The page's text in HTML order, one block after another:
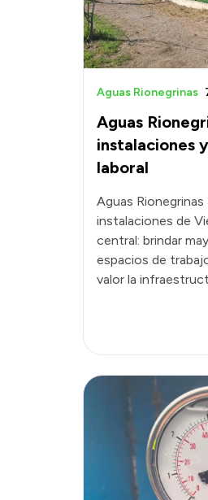
Aguas
instalaciones
laboral
Aguas Rionegrinas
Aguas
instalaciones de
central: brindar
espacios de
valor la